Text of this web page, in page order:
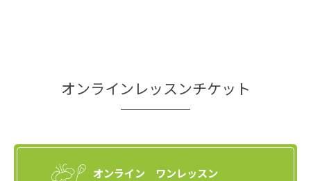
オンラインレッスンチケット
オンライン ワンレッスン